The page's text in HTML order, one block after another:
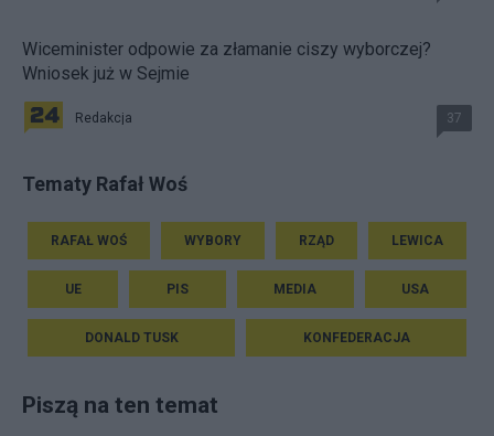
Wiceminister odpowie za złamanie ciszy wyborczej?
Wniosek już w Sejmie
Redakcja 37
Tematy Rafał Woś
RAFAŁ WOŚ WYBORY RZĄD LEWICA
UE PIS MEDIA USA
DONALD TUSK KONFEDERACJA
Piszą na ten temat